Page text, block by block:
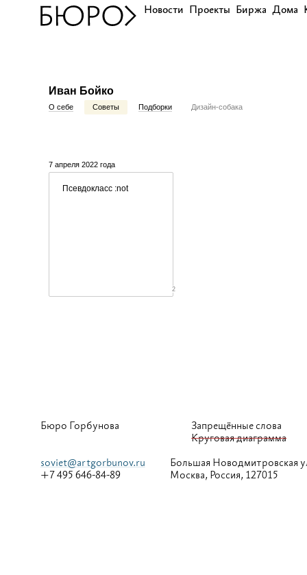
Новости Проекты Биржа Дома
Иван Бойко
О себе Советы Подборки Дизайн-собака
7 апреля 2022 года
Псевдокласс :not
2
Бюро Горбунова
Запрещённые слова
Круговая диаграмма
soviet@artgorbunov.ru
+7 495 646-84-89
Большая Новодмитровская
Москва, Россия, 127015